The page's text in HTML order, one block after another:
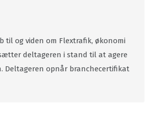
til og viden om Flextrafik, økonomi
deltageren i stand til at agere
Deltageren opnår branchecertifikat